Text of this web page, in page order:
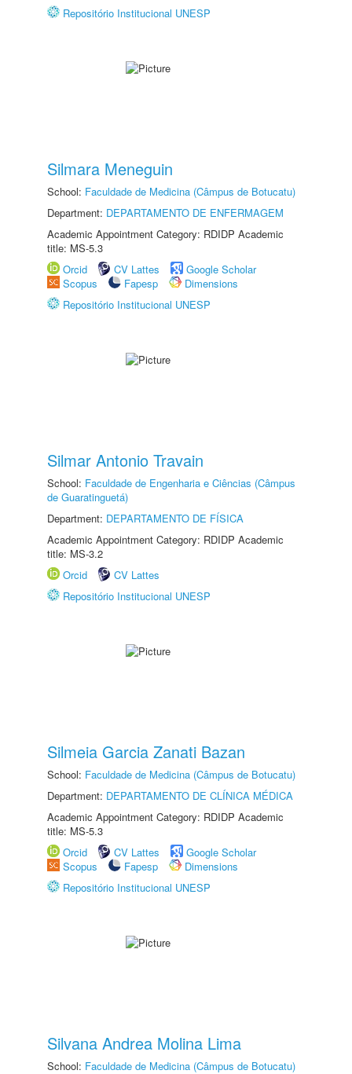
Repositório Institucional UNESP
Silmara Meneguin
School: Faculdade de Medicina (Câmpus de Botucatu)
Department: DEPARTAMENTO DE ENFERMAGEM
Academic Appointment Category: RDIDP Academic
title: MS-5.3
Orcid
CV Lattes
Google Scholar
Scopus
Fapesp
Dimensions
Repositório Institucional UNESP
Silmar Antonio Travain
School: Faculdade de Engenharia e Ciências (Câmpus
de Guaratinguetá)
Department: DEPARTAMENTO DE FÍSICA
Academic Appointment Category: RDIDP Academic
title: MS-3.2
Orcid
CV Lattes
Repositório Institucional UNESP
Silmeia Garcia Zanati Bazan
School: Faculdade de Medicina (Câmpus de Botucatu)
Department: DEPARTAMENTO DE CLÍNICA MÉDICA
Academic Appointment Category: RDIDP Academic
title: MS-5.3
Orcid
CV Lattes
Google Scholar
Scopus
Fapesp
Dimensions
Repositório Institucional UNESP
Silvana Andrea Molina Lima
School: Faculdade de Medicina (Câmpus de Botucatu)